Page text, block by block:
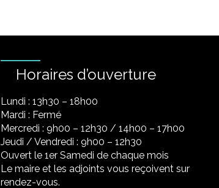
Horaires d’ouverture
Lundi : 13h30 – 18h00
Mardi : Fermé
Mercredi : 9h00 – 12h30 / 14h00 – 17h00
Jeudi / Vendredi : 9h00 – 12h30
Ouvert le 1er Samedi de chaque mois
Le maire et les adjoints vous reçoivent sur
rendez-vous.